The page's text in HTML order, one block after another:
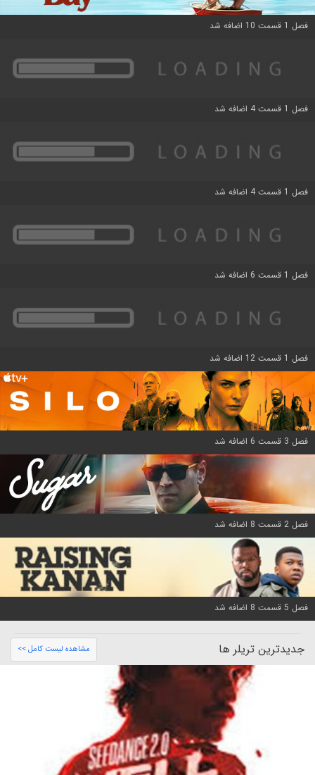
فصل 1 قسمت 10 اضافه شد
فصل 1 قسمت 4 اضافه شد
فصل 1 قسمت 4 اضافه شد
فصل 1 قسمت 6 اضافه شد
فصل 1 قسمت 12 اضافه شد
فصل 3 قسمت 6 اضافه شد
فصل 2 قسمت 8 اضافه شد
فصل 5 قسمت 8 اضافه شد
جدیدترین تریلر ها مشاهده لیست کامل >>